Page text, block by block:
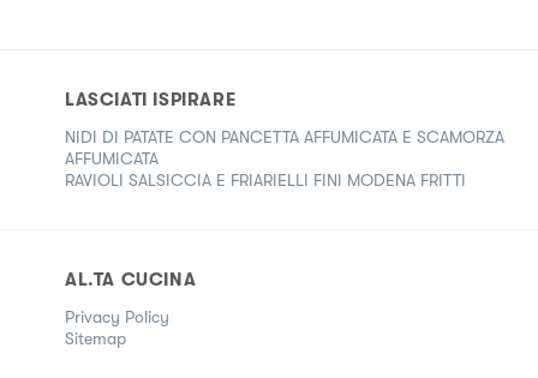
LASCIATI ISPIRARE
NIDI DI PATATE CON PANCETTA AFFUMICATA E SCAMORZA
AFFUMICATA
RAVIOLI SALSICCIA E FRIARIELLI FINI MODENA FRITTI
AL.TA CUCINA
Privacy Policy
Sitemap